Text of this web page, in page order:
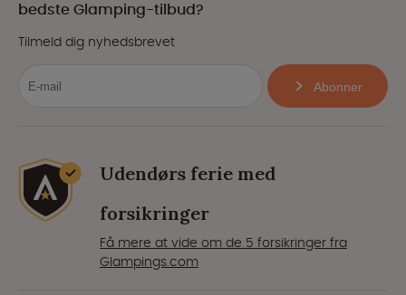
bedste Glamping-tilbud?
Tilmeld dig nyhedsbrevet
Abonner
Udendørs ferie med
forsikringer
Få mere at vide om de 5 forsikringer fra
Glampings.com